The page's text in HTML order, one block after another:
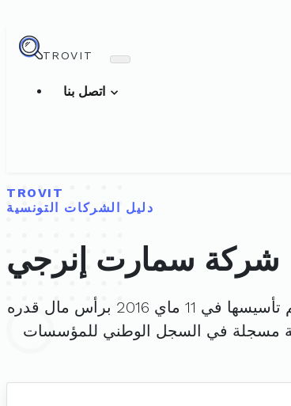
TROVIT
TROVIT
دليل الشركات التونسية
شركة سمارت إنرجي
في 11 ماي 2016 برأس مال قدره
مسجلة في السجل الوطني للمؤسسات